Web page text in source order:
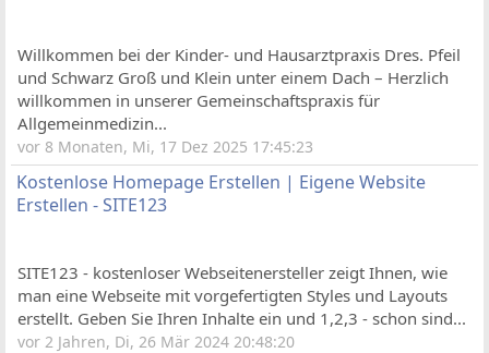
Willkommen bei der Kinder- und Hausarztpraxis Dres. Pfeil
und Schwarz Groß und Klein unter einem Dach – Herzlich
willkommen in unserer Gemeinschaftspraxis für
Allgemeinmedizin...
vor 8 Monaten, Mi, 17 Dez 2025 17:45:23
Kostenlose Homepage Erstellen | Eigene Website
Erstellen - SITE123
SITE123 - kostenloser Webseitenersteller zeigt Ihnen, wie
man eine Webseite mit vorgefertigten Styles und Layouts
erstellt. Geben Sie Ihren Inhalte ein und 1,2,3 - schon sind...
vor 2 Jahren, Di, 26 Mär 2024 20:48:20